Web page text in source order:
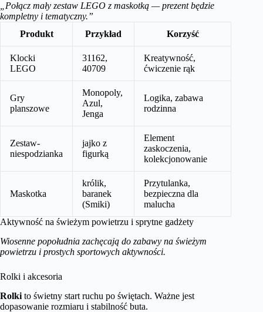
„Połącz mały zestaw LEGO z maskotką — prezent będzie
kompletny i tematyczny.”
Produkt
Przykład Korzyść
Klocki
LEGO
31162,
40709
Kreatywność,
ćwiczenie rąk
Gry
planszowe
Monopoly,
Azul,
Jenga
Logika, zabawa
rodzinna
Zestaw-
niespodzianka
jajko z
figurką
Element
zaskoczenia,
kolekcjonowanie
Maskotka
królik,
baranek
(Smiki)
Przytulanka,
bezpieczna dla
malucha
Aktywność na świeżym powietrzu i sprytne gadżety
Wiosenne popołudnia zachęcają do zabawy na świeżym
powietrzu i prostych sportowych aktywności.
Rolki i akcesoria
Rolki to świetny start ruchu po świętach. Ważne jest
dopasowanie rozmiaru i stabilność buta.